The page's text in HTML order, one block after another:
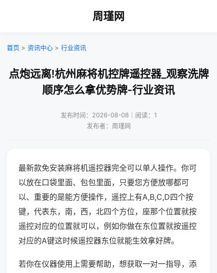
周瑾网
首页 > 资讯中心 > 行业资讯
点炮远离!杭州麻将机控牌遥控器_观察洗牌
顺序怎么拿优势牌-行业资讯
发布时间：2026-08-08｜阅读：1
发布者：周瑾网
最新款免安装麻将机遥控器完全可以单人操作。你可
以放在口袋里面、包包里面，只要您方便放哪都可
以、重要的是能方便操作，遥控上有A,B,C,D四个按
键，代表东，南，西，北四个方位，座那个位置就按
遥控对应的位置就可以，例如你做在东位置就按遥控
对应的A键这时候遥控器东位就能生效拿好牌。
若你在仪器使用上需要帮助，想获取一对一指导，添